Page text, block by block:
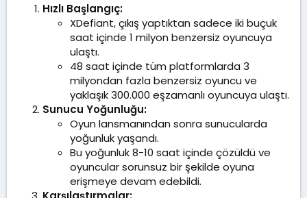
Hızlı Başlangıç:
XDefiant, çıkış yaptıktan sadece iki buçuk
saat içinde 1 milyon benzersiz oyuncuya
ulaştı.
48 saat içinde tüm platformlarda 3
milyondan fazla benzersiz oyuncu ve
yaklaşık 300.000 eşzamanlı oyuncuya ulaştı.
Sunucu Yoğunluğu:
Oyun lansmanından sonra sunucularda
yoğunluk yaşandı.
Bu yoğunluk 8-10 saat içinde çözüldü ve
oyuncular sorunsuz bir şekilde oyuna
erişmeye devam edebildi.